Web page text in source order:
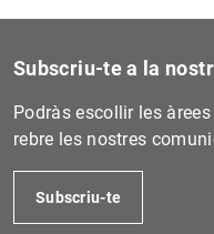
Subscriu-te a la
Podràs escollir les
rebre les nostres
Subscriu-te